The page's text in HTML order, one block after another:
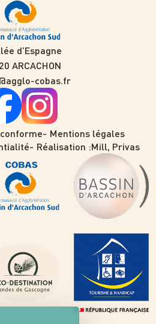
d’Espagne
ARCACHON
cobas.fr
Mentions légales
Réalisation :Mill, Privas